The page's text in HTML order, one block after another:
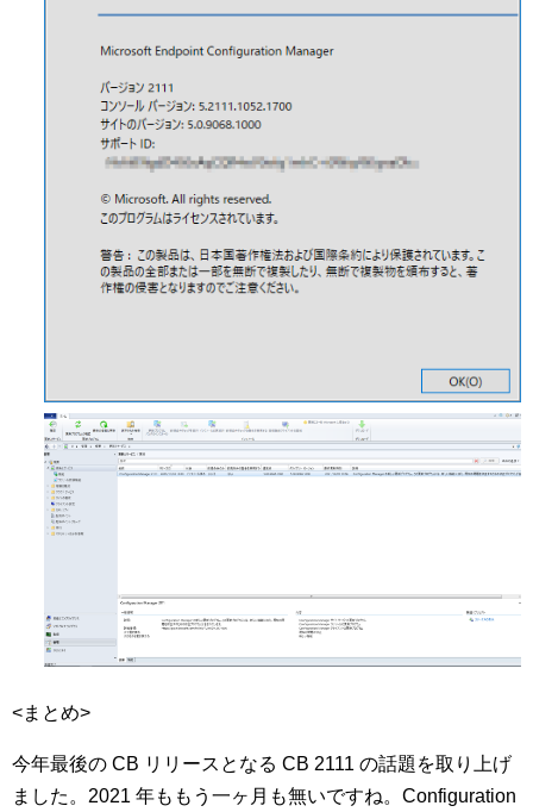
<まとめ>
今年最後の CB リリースとなる CB 2111 の話題を取り上げ
ました。2021 年ももう一ヶ月も無いですね。Configuration